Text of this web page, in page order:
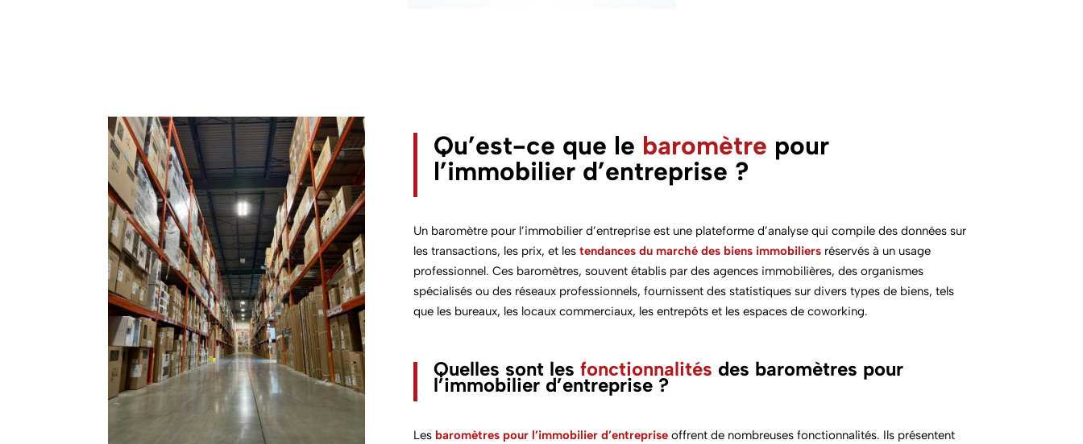
Qu’est-ce que le baromètre pour
l’immobilier d’entreprise ?
Un baromètre pour l’immobilier d’entreprise est une plateforme d’analyse qui compile des données sur
les transactions, les prix, et lestendances du marché des biens immobiliers réservés à un usage
professionnel. Ces baromètres, souvent établis par des agences immobilières, des organismes
spécialisés ou des réseaux professionnels, fournissent des statistiques sur divers types de biens, tels
que les bureaux, les locaux commerciaux, les entrepôts et les espaces de coworking.
Quelles sont les fonctionnalités des baromètres pour
l’immobilier d’entreprise ?
Les baromètres pour l’immobilier d’entreprise offrent de nombreuses fonctionnalités. Ils présentent